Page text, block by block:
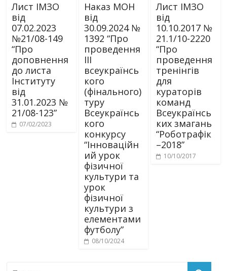
Лист ІМЗО
від
07.02.2023
№21/08-149
“Про
доповнення
до листа
Інституту
від
31.01.2023 №
21/08-123”
07/02/2023
Наказ МОН
від
30.09.2024 №
1392 “Про
проведення
III
всеукраїнсь
кого
(фінального)
туру
Всеукраїнсь
кого
конкурсу
“Інноваційн
ий урок
фізичної
культури та
урок
фізичної
культури з
елементами
футболу”
08/10/2024
Лист ІМЗО
від
10.10.2017 №
21.1/10-2220
“Про
проведення
тренінгів
для
кураторів
команд
Всеукраїнсь
ких змагань
“Роботрафік
–2018”
10/10/2017